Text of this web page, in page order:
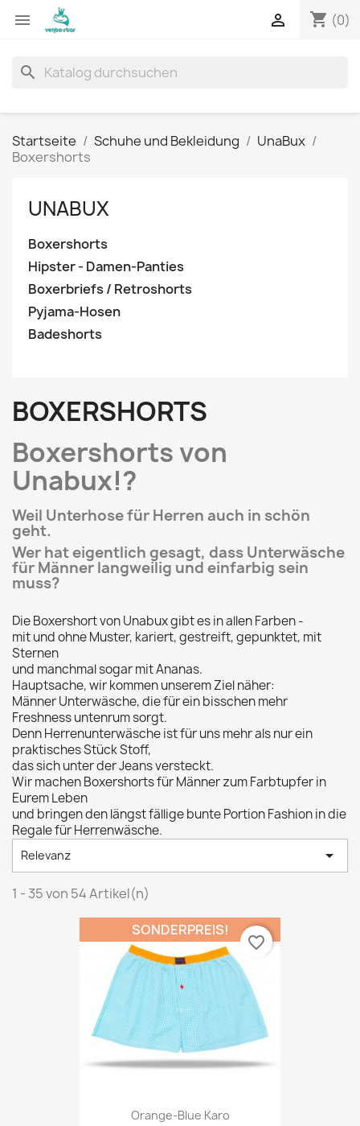
 shopping_cart (0)

search
Startseite Schuhe und Bekleidung
UnaBux
Boxershorts
UNABUX
Boxershorts
Hipster - Damen-Panties
Boxerbriefs / Retroshorts
Pyjama-Hosen
Badeshorts
BOXERSHORTS
Boxershorts von
Unabux!?
Weil Unterhose für Herren auch in schön
geht.
Wer hat eigentlich gesagt, dass Unterwäsche
für Männer langweilig und einfarbig sein
muss?
Die Boxershort von Unabux gibt es in allen Farben -
mit und ohne Muster, kariert, gestreift, gepunktet, mit
Sternen
und manchmal sogar mit Ananas.
Hauptsache, wir kommen unserem Ziel näher:
Männer Unterwäsche, die für ein bisschen mehr
Freshness untenrum sorgt.
Denn Herrenunterwäsche ist für uns mehr als nur ein
praktisches Stück Stoff,
das sich unter der Jeans versteckt.
Wir machen Boxershorts für Männer zum Farbtupfer in
Eurem Leben
und bringen den längst fällige bunte Portion Fashion in die
Regale für Herrenwäsche.
Relevanz 
1 - 35 von 54 Artikel(n)
Orange-Blue Karo
SONDERPREIS!
favorite_border